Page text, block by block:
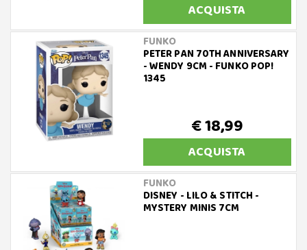
ACQUISTA
FUNKO
PETER PAN 70TH ANNIVERSARY
- WENDY 9CM - FUNKO POP!
1345
€ 18,99
ACQUISTA
FUNKO
DISNEY - LILO & STITCH -
MYSTERY MINIS 7CM